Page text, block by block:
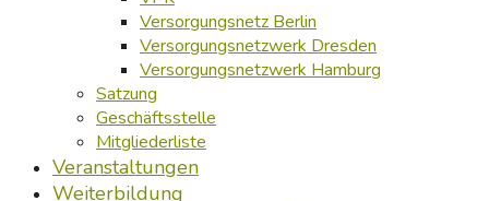
Versorgungsnetz Berlin
Versorgungsnetzwerk Dresden
Versorgungsnetzwerk Hamburg
Satzung
Geschäftsstelle
Mitgliederliste
Veranstaltungen
Weiterbildung